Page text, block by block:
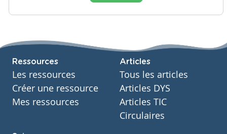
Ressources
Les ressources
Créer une ressource
Mes ressources
Articles
Tous les articles
Articles DYS
Articles TIC
Circulaires